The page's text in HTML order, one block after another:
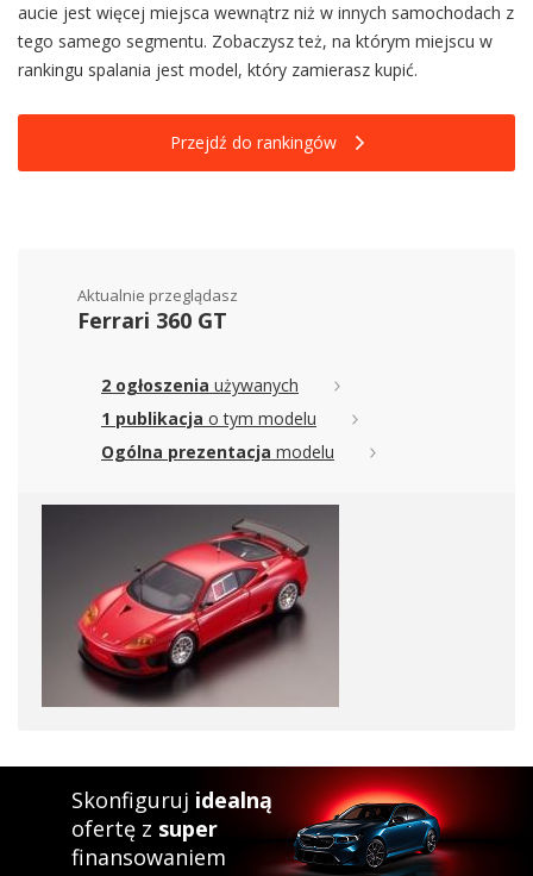
aucie jest więcej miejsca wewnątrz niż w innych samochodach z
tego samego segmentu. Zobaczysz też, na którym miejscu w
rankingu spalania jest model, który zamierasz kupić.
Przejdź do rankingów
Aktualnie przeglądasz
Ferrari 360 GT
2 ogłoszenia używanych
1 publikacja o tym modelu
Ogólna prezentacja modelu
Skonfiguruj idealną
ofertę z super
finansowaniem